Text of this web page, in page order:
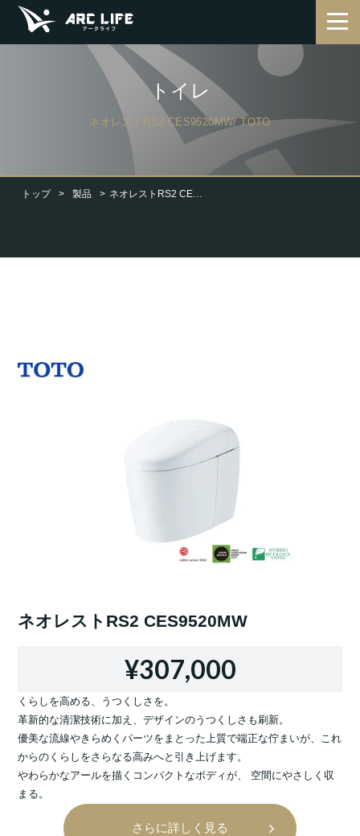
トップ 製品 ネオレストRS2 CES9520MW
トイレ
ネオレストRS2 CES9520MW/ TOTO
ネオレストRS2 CES9520MW
¥307,000
くらしを高める、うつくしさを。
革新的な清潔技術に加え、デザインのうつくしさも刷新。
優美な流線やきらめくパーツをまとった上質で端正な佇まいが、これ
からのくらしをさらなる高みへと引き上げます。
やわらかなアールを描くコンパクトなボディが、 空間にやさしく収
まる。
さらに詳しく見る